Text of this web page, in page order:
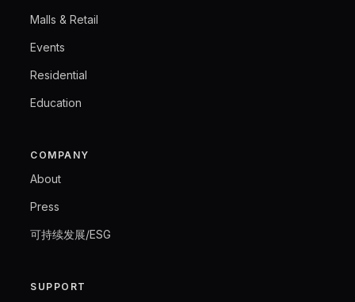
Malls & Retail
Events
Residential
Education
COMPANY
About
Press
可持续发展/ESG
SUPPORT